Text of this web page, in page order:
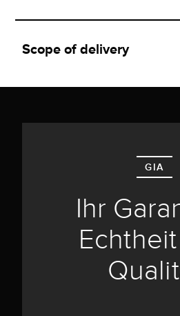
Scope of delivery
GIA
Ihr